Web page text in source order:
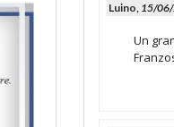
Luino, 15/
Un